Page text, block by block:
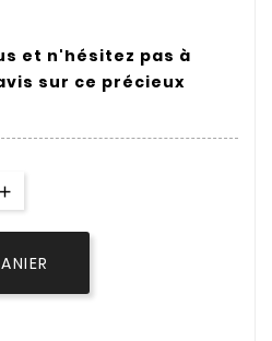
et n'hésitez pas à
sur ce précieux